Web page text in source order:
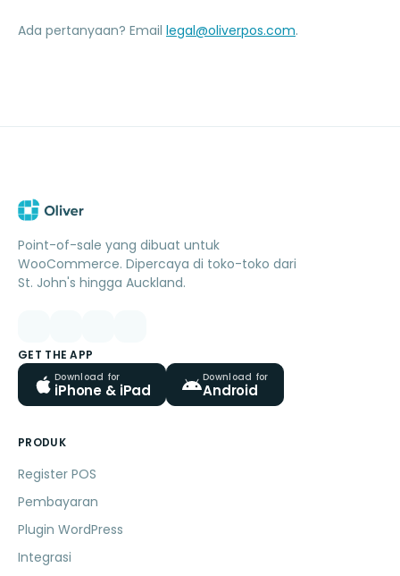
Ada pertanyaan? Email legal@oliverpos.com.
Point-of-sale yang dibuat untuk
WooCommerce. Dipercaya di toko-toko dari
St. John's hingga Auckland.
GET THE APP
Download for
iPhone & iPad
Download for
Android
PRODUK
Register POS
Pembayaran
Plugin WordPress
Integrasi